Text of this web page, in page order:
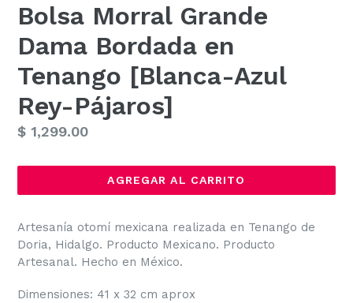
Bolsa Morral Grande
Dama Bordada en
Tenango [Blanca-Azul
Rey-Pájaros]
Precio
$ 1,299.00
AGREGAR AL CARRITO
Artesanía otomí mexicana realizada en Tenango de
Doria, Hidalgo. Producto Mexicano. Producto
Artesanal. Hecho en México.
Dimensiones: 41 x 32 cm aprox